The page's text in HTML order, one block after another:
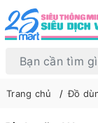
Trang chủ Đồ